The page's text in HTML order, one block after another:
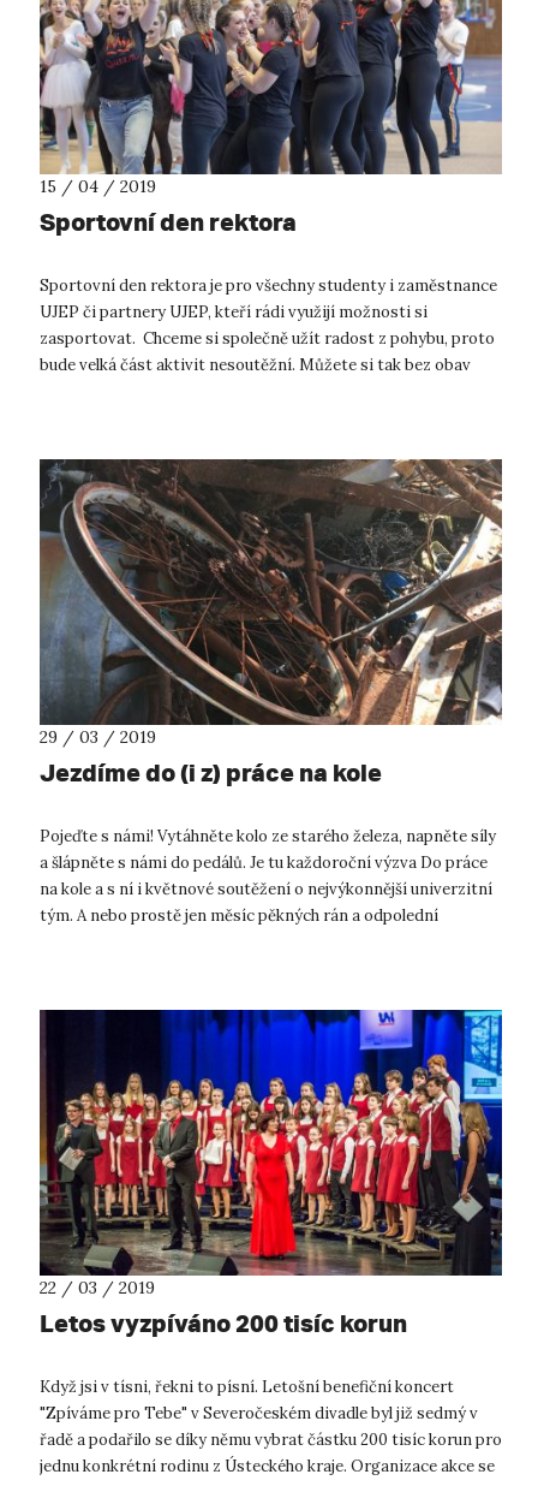
15 / 04 / 2019
Sportovní den rektora
Sportovní den rektora je pro všechny studenty i zaměstnance
UJEP či partnery UJEP, kteří rádi využijí možnosti si
zasportovat. Chceme si společně užít radost z pohybu, proto
bude velká část aktivit nesoutěžní. Můžete si tak bez obav
29 / 03 / 2019
Jezdíme do (i z) práce na kole
Pojeďte s námi! Vytáhněte kolo ze starého železa, napněte síly
a šlápněte s námi do pedálů. Je tu každoroční výzva Do práce
na kole a s ní i květnové soutěžení o nejvýkonnější univerzitní
tým. A nebo prostě jen měsíc pěkných rán a odpolední
22 / 03 / 2019
Letos vyzpíváno 200 tisíc korun
Když jsi v tísni, řekni to písní. Letošní benefiční koncert
"Zpíváme pro Tebe" v Severočeském divadle byl již sedmý v
řadě a podařilo se díky němu vybrat částku 200 tisíc korun pro
jednu konkrétní rodinu z Ústeckého kraje. Organizace akce se